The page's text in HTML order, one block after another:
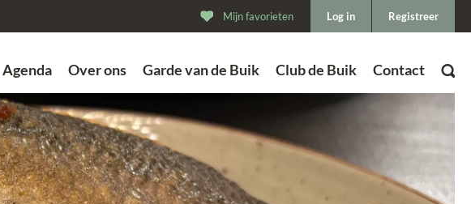
Registreer
Log in
Mijn favorieten
Agenda Over ons Garde van de Buik Club de Buik Contact
Zoek
ZOEK